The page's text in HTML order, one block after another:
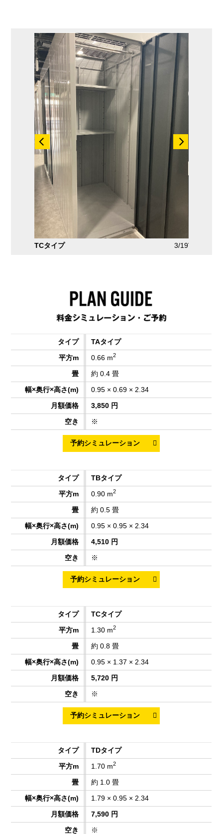
3/19TDタイプ 4/19TEタイプ
TAタイプ
0.66 m2
約 0.4 畳
0.95 × 0.69 × 2.34
3,850 円
※
TBタイプ
0.90 m2
約 0.5 畳
0.95 × 0.95 × 2.34
4,510 円
※
TCタイプ
1.30 m2
約 0.8 畳
0.95 × 1.37 × 2.34
5,720 円
※
TDタイプ
1.70 m2
約 1.0 畳
1.79 × 0.95 × 2.34
7,590 円
※